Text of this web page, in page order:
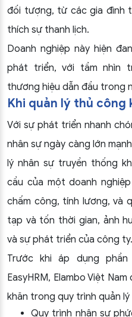
đối tượng, từ các gia đình
thích sự thanh lịch.
Doanh nghiệp này hiện
phát triển, với tầm nhìn
thương hiệu dẫn đầu trong
Khi quản lý thủ công
Với sự phát triển nhanh
nhân sự ngày càng lớn
lý nhân sự truyền thống
cầu của một doanh
chấm công, tính lương, và
tạp và tốn thời gian, ảnh
và sự phát triển của công ty.
Trước khi áp dụng
EasyHRM, Elambo Việt
khăn trong quy trình quản lý
Quy trình nhân sự